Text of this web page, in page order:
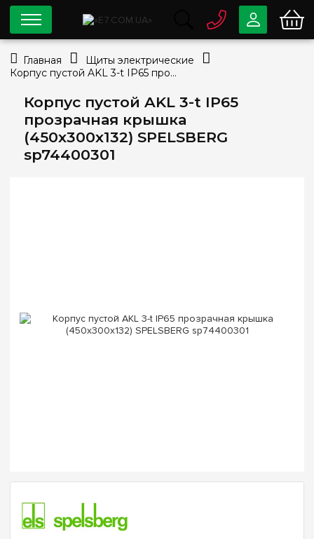
Корпус пустой AKL 3-t IP65
прозрачная крышка
(450х300х132) SPELSBERG
sp74400301
0 800 33-63-07
info@e7.com.ua
044334-79-78
Viber
Главная
Щиты электрические
Корпус пустой AKL 3-t IP65 прозрачная крышка (450х300х132) SPELSBERG sp74400301